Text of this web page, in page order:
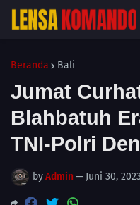
Beranda Bali
Jumat
Blahbatuh
TNI-Polri
byAdmin — Juni 30,